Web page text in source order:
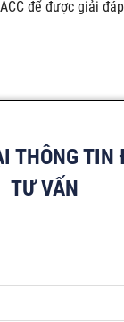
để được giải
THÔNG TIN
TƯ VẤN